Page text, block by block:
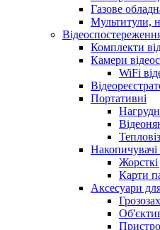
Газове
Мультитули,
Комплекти
Камери
WiFi
Портативні
Накопичувачі
Карти
Аксесуари